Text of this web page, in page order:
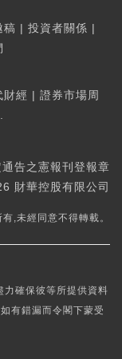
稿 | 投資者關係 |
財經 | 證券市場周
告之憲報刊登報章
財華控股有限公司
,未經同意不得轉載。
力確保彼等所提供資料
有錯漏而令閣下蒙受